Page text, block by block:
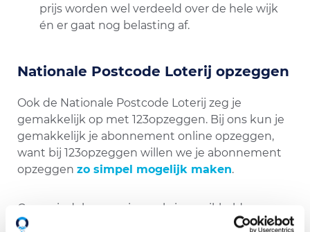
prijs worden wel verdeeld over de hele wijk
én er gaat nog belasting af.
Nationale Postcode Loterij opzeggen
Ook de Nationale Postcode Loterij zeg je
gemakkelijk op met 123opzeggen. Bij ons kun je
gemakkelijk je abonnement online opzeggen,
want bij 123opzeggen willen we je abonnement
opzeggen zo simpel mogelijk maken.
Geen eindeloos papierwerk, ingewikkelde
telefoongesprekken of oneindige zoektochten